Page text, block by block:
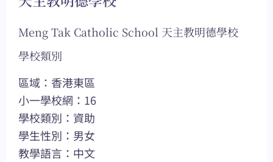
Meng Tak Catholic School 天主教明德學校
學校類別
區域：香港東區
小一學校網：16
學校類別：資助
學生性別：男女
教學語言：中文